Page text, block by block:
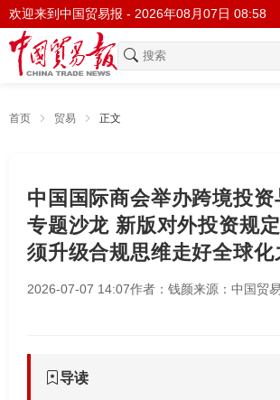
欢迎来到中国贸易报 - 2026年08月07日 08:58
首页 贸易 正文
中国国际商会举办跨境投
专题沙龙 新版对外投资规
须升级合规思维走好全球化
2026-07-07 14:07作者：钱颜来源：中国贸
导读